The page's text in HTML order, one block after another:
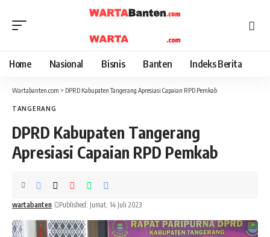
Home Nasional Bisnis Banten Indeks Berita
Wartabanten.com > DPRD Kabupaten Tangerang Apresiasi Capaian RPD Pemkab
TANGERANG
DPRD Kabupaten Tangerang
Apresiasi Capaian RPD Pemkab
wartabanten Published: Jumat, 14 Juli 2023